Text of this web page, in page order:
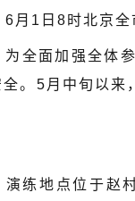
6月1日8时北京全
为全面加强全体
全。5月中旬以来
演练地点位于赵